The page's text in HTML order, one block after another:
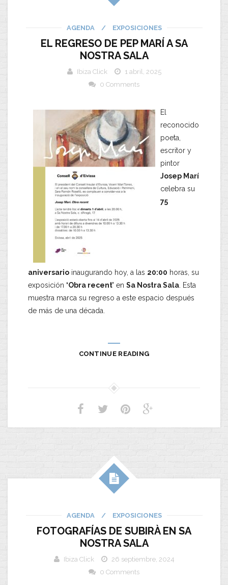
AGENDA / EXPOSICIONES
EL REGRESO DE PEP MARÍ A SA
NOSTRA SALA
Ibiza Click
1 abril, 2025
0 Comments
El
reconocido
poeta,
escritor y
pintor
Josep Marí
celebra su
75
aniversario inaugurando hoy, a las 20:00 horas, su
exposición ‘Obra recent’ en Sa Nostra Sala . Esta
muestra marca su regreso a este espacio después
de más de una década.
CONTINUE READING
AGENDA / EXPOSICIONES
FOTOGRAFÍAS DE SUBIRÀ EN SA
NOSTRA SALA
Ibiza Click
26 septiembre, 2024
0 Comments